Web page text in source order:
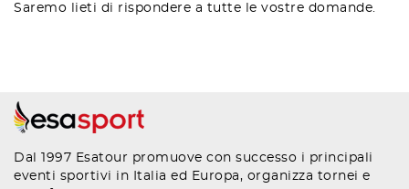
Saremo lieti di rispondere a tutte le vostre domande.
Dal 1997 Esatour promuove con successo i principali
eventi sportivi in Italia ed Europa, organizza tornei e